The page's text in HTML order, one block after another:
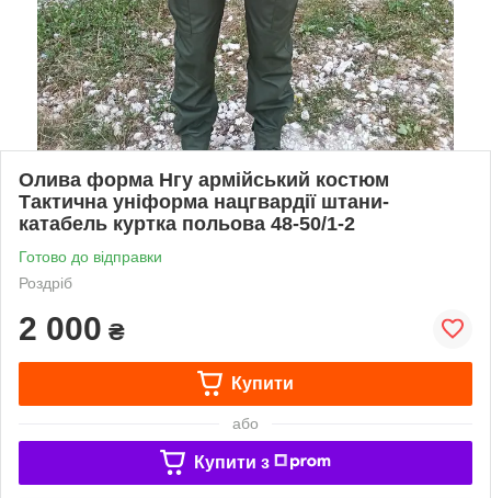
Олива форма Нгу армійський костюм
Тактична уніформа нацгвардії штани-
катабель куртка польова 48-50/1-2
Готово до відправки
Роздріб
2 000 ₴
Купити
або
Купити з